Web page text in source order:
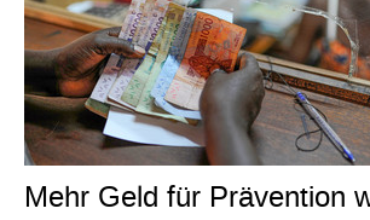
Mehr Geld für Prävention